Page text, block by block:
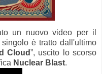
un nuovo video per il
singolo è tratto dall'ultimo
Cloud”, uscito lo scorso
Nuclear Blast.